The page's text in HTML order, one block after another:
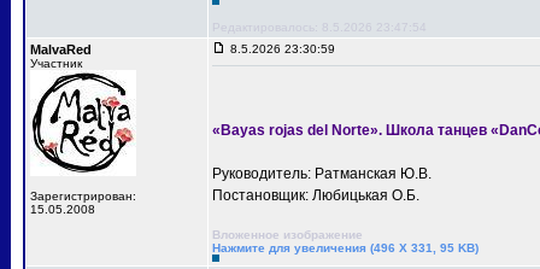
Редактировалось: 8.5.2026 23:47:54
MalvaRed
Участник
Зарегистрирован:
15.05.2008
8.5.2026 23:30:59
«Bayas rojas del Norte». Школа танцев
Руководитель: Ратманская Ю.В.
Постановщик: Любицькая О.Б.
Вложенное изображение
Нажмите для увеличения (496 X 331, 95 KB)